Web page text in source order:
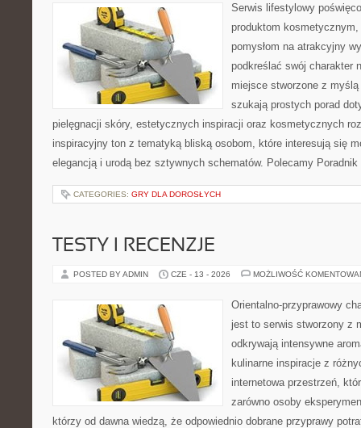
Serwis lifestylowy
produktom
pomysłom na atrakcyjny
podkreślać swój charakter
miejsce stworzone z
szukają prostych porad
pielęgnacji skóry, estetycznych inspiracji oraz kosmetycznych
inspiracyjny ton z tematyką bliską osobom, które interesują się
elegancją i urodą bez sztywnych schematów. Polecamy
CATEGORIES: GRY DLA DOROSŁYCH
TESTY I RECENZJE
POSTED BY ADMIN CZE - 13 - 2026 MOŻLIWOŚĆ
Orientalno-przyprawowy
jest to serwis stworzony z
odkrywają intensywne
kulinarne inspiracje z
internetowa przestrzeń,
zarówno osoby
którzy od dawna wiedzą, że odpowiednio dobrane przyprawy